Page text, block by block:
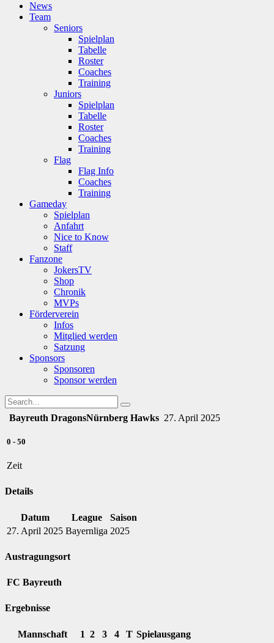
News
Team
Seniors
Spielplan
Tabelle
Roster
Coaches
Training
Juniors
Spielplan
Tabelle
Roster
Coaches
Training
Flag
Flag Info
Coaches
Training
Gameday
Spielplan
Anfahrt
Nice to Know
Staff
Fanzone
JokersTV
Shop
Chronik
MVPs
Förderverein
Infos
Mitglied werden
Satzung
Sponsors
Sponsoren
Sponsor werden
Bayreuth DragonsNürnberg Hawks 27. April 2025
0 - 50
Zeit
Details
Datum League
Saison
27. April 2025 Bayernliga 2025
Austragungsort
FC Bayreuth
Ergebnisse
Mannschaft 1 2 3 4 T Spielausgang